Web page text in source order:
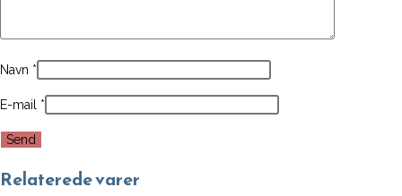
Navn *
E-mail *
Relaterede varer